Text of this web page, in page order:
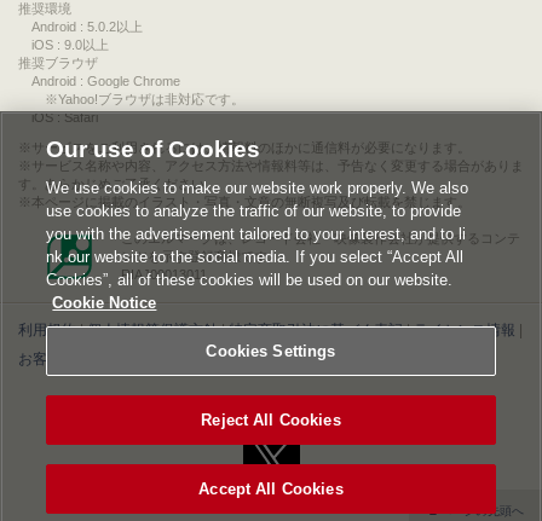
推奨環境
Android : 5.0.2以上
iOS : 9.0以上
推奨ブラウザ
Android : Google Chrome
※Yahoo!ブラウザは非対応です。
iOS : Safari
サービスをご利用されるには、情報料のほかに通信料が必要になります。
サービス名称や内容、アクセス方法や情報料等は、予告なく変更する場合がありま
す。あらかじめご了承ください。
本ページに掲載のイラスト・写真・文章の無断複写及び転載を禁じます。
このエルマークは、レコード会社・映像製作会社が提供するコンテ
ンツを示す登録商標です。
RIAJ00013011
利用規約|個人情報等保護方針|特定商取引法に基づく表記|ライセンス情報
お客様情報の外部送信について|Cookies Settings
▲ページの先頭へ
Our use of Cookies
We use cookies to make our website work properly. We also
use cookies to analyze the traffic of our website, to provide
you with the advertisement tailored to your interest, and to li
nk our website to the social media. If you select “Accept All
Cookies”, all of these cookies will be used on our website.
Cookie Notice
Cookies Settings
Reject All Cookies
Accept All Cookies